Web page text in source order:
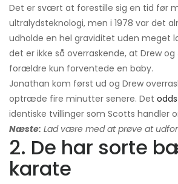
Det er svært at forestille sig en tid før
ultralydsteknologi, men i 1978 var det
udholde en hel graviditet uden meget
det er ikke så overraskende, at Drew
forældre kun forventede en baby.
Jonathan kom først ud og Drew
optræde fire minutter senere. Det
identiske tvillinger som Scotts handler
Næste: Lad være med at prøve at
2. De har sorte
karate